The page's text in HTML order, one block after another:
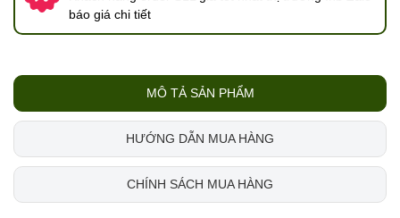
báo giá chi tiết
MÔ TẢ SẢN PHẨM
HƯỚNG DẪN MUA HÀNG
CHÍNH SÁCH MUA HÀNG